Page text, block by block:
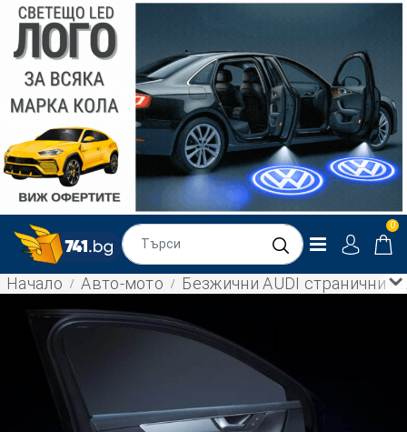
0
Начало Авто-мото Безжични AUDI странични